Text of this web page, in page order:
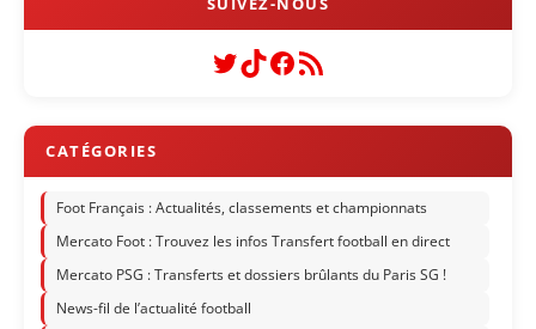
Twitter
TikTok
Facebook
Flux RSS
Foot Français : Actualités, classements et championnats
Mercato Foot : Trouvez les infos Transfert football en direct
Mercato PSG : Transferts et dossiers brûlants du Paris SG !
News-fil de l’actualité football